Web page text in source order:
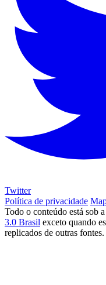
Twitter
Política de privacidade
Todo o conteúdo está sob a
3.0 Brasil exceto quando
replicados de outras fontes.